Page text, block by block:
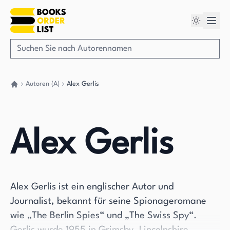
Autoren (A) Alex Gerlis
Alex Gerlis
Alex Gerlis ist ein englischer Autor und
Journalist, bekannt für seine Spionageromane
wie „The Berlin Spies“ und „The Swiss Spy“.